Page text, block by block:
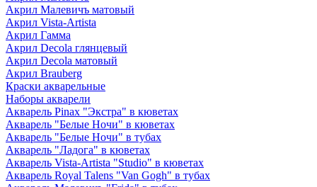
Акрил Малевичъ матовый
Акрил Vista-Artista
Акрил Гамма
Акрил Decola глянцевый
Акрил Decola матовый
Акрил Brauberg
Краски акварельные
Наборы акварели
Акварель Pinax "Экстра" в кюветах
Акварель "Белые Ночи" в кюветах
Акварель "Белые Ночи" в тубах
Акварель "Ладога" в кюветах
Акварель Vista-Artista "Studio" в кюветах
Акварель Royal Talens "Van Gogh" в тубах